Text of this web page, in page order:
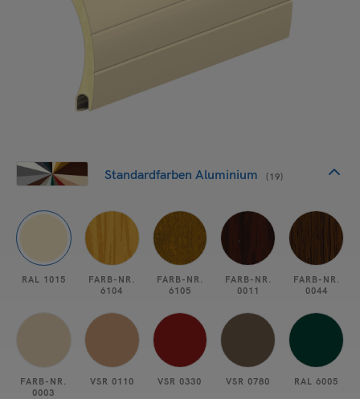
Standardfarben Aluminium (19)
RAL 1015
FARB-NR.
6104
FARB-NR.
6105
FARB-NR.
0011
FARB-NR.
0044
FARB-NR.
0003
VSR 0110 VSR 0330 VSR 0780 RAL 6005